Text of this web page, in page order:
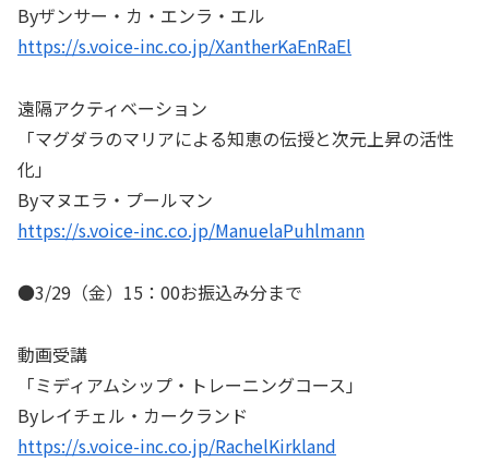
Byザンサー・カ・エンラ・エル
https://s.voice-inc.co.jp/XantherKaEnRaEl
遠隔アクティベーション
「マグダラのマリアによる知恵の伝授と次元上昇の活性
化」
Byマヌエラ・プールマン
https://s.voice-inc.co.jp/ManuelaPuhlmann
●3/29（金）15：00お振込み分まで
動画受講
「ミディアムシップ・トレーニングコース」
Byレイチェル・カークランド
https://s.voice-inc.co.jp/RachelKirkland